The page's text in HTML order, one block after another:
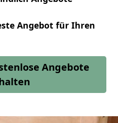
Angebot für Ihren
Angebote